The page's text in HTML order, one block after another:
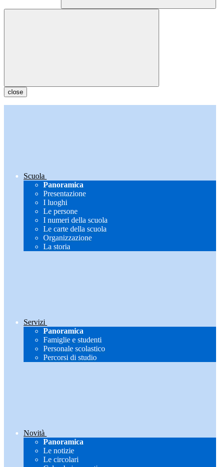
close
Scuola
Panoramica
Presentazione
I luoghi
Le persone
I numeri della scuola
Le carte della scuola
Organizzazione
La storia
Servizi
Panoramica
Famiglie e studenti
Personale scolastico
Percorsi di studio
Novità
Panoramica
Le notizie
Le circolari